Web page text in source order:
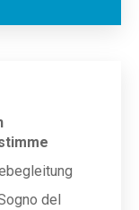
del